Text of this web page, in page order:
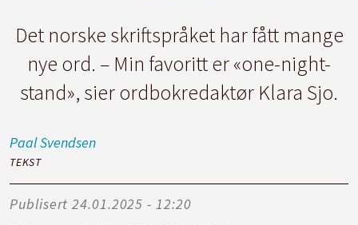
Det norske skriftspråket har fått mange
nye ord. – Min favoritt er «one-night-
stand», sier ordbokredaktør Klara Sjo.
PaalSvendsen
TEKST
Publisert
24.01.2025 - 12:20